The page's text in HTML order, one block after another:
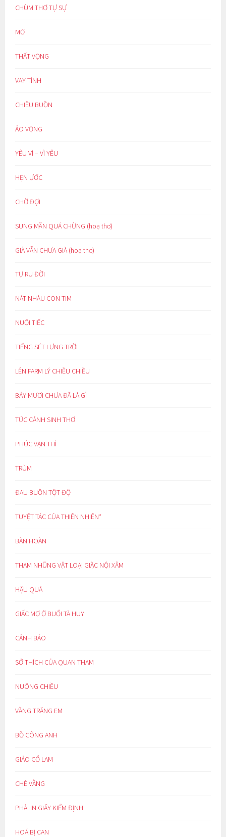
CHÙM THƠ TỰ SỰ
MƠ
THẤT VỌNG
VAY TÌNH
CHIỀU BUỒN
ẢO VỌNG
YÊU VÌ – VÌ YÊU
HẸN ƯỚC
CHỜ ĐỢI
SUNG MÃN QUÁ CHỪNG (hoạ thơ)
GIÀ VẪN CHƯA GIÀ (hoạ thơ)
TỰ RU ĐỜI
NÁT NHÀU CON TIM
NUỐI TIẾC
TIẾNG SÉT LƯNG TRỜI
LÊN FARM LÝ CHIỀU CHIỀU
BẢY MƯƠI CHƯA ĐÃ LÀ GÌ
TỨC CẢNH SINH THƠ
PHÚC VẠN THÌ
TRÙM
ĐAU BUỒN TỘT ĐỘ
TUYỆT TÁC CỦA THIÊN NHIÊN*
BÀN HOÀN
THAM NHŨNG VẶT LOẠI GIẶC NỘI XÂM
HẬU QUẢ
GIẤC MƠ Ở BUỔI TÀ HUY
CẢNH BÁO
SỞ THÍCH CỦA QUAN THAM
NUÔNG CHIỀU
VẦNG TRĂNG EM
BỒ CÔNG ANH
GIẢO CỔ LAM
CHÈ VẰNG
PHẢI IN GIẤY KIỂM ĐỊNH
HOÁ BỊ CAN